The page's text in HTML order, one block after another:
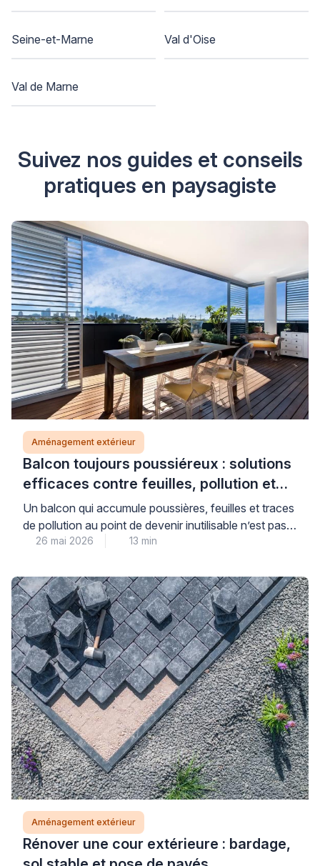
Seine-et-Marne Val d'Oise
Val de Marne
Suivez nos guides et conseils
pratiques en paysagiste
Aménagement extérieur
Balcon toujours poussiéreux : solutions
efficaces contre feuilles, pollution et
saletés (sans fermer entièrement)
Un balcon qui accumule poussières, feuilles et traces
de pollution au point de devenir inutilisable n’est pas
une fatalité : des solutions concrètes existent pour
nécessairement recourir à une fermeture totale qui
transformerait votre balcon en véranda. La clé réside
dans l’identification précise de la source
d’encrassement et le […]
26 mai 2026 13 min
Aménagement extérieur
Rénover une cour extérieure : bardage,